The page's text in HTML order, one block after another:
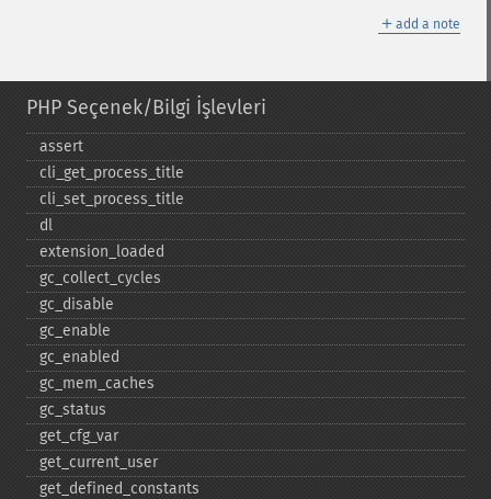
＋ add a note
PHP Seçenek/Bilgi İşlevleri
assert
cli_​get_​process_​title
cli_​set_​process_​title
dl
extension_​loaded
gc_​collect_​cycles
gc_​disable
gc_​enable
gc_​enabled
gc_​mem_​caches
gc_​status
get_​cfg_​var
get_​current_​user
get_​defined_​constants